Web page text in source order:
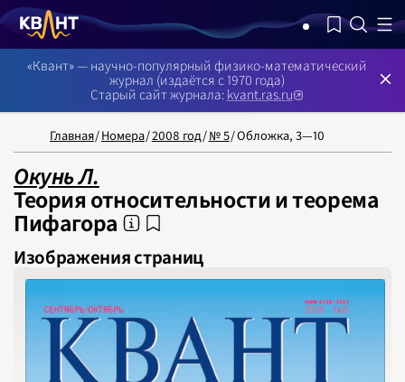
НОМЕРА СТАТЬИ ЗАДАЧИ УКАЗАТЕЛИ РУБРИКАТОРЫ
1973
1974
1978
1980
1981
1983
1984
1985
1986
1987
1988
NB: Сортировка результатов — по релевантности, поиск в номерах
«Квант» — научно-популярный физико-математический
журнал (издаётся с 1970 года)
Старый сайт журнала: kvant.ras.ru
Главная/Номера/2008 год/№ 5/Обложка, 3—10
Окунь Л.
Теория относительности и теорема
Пифагора
Изображения страниц